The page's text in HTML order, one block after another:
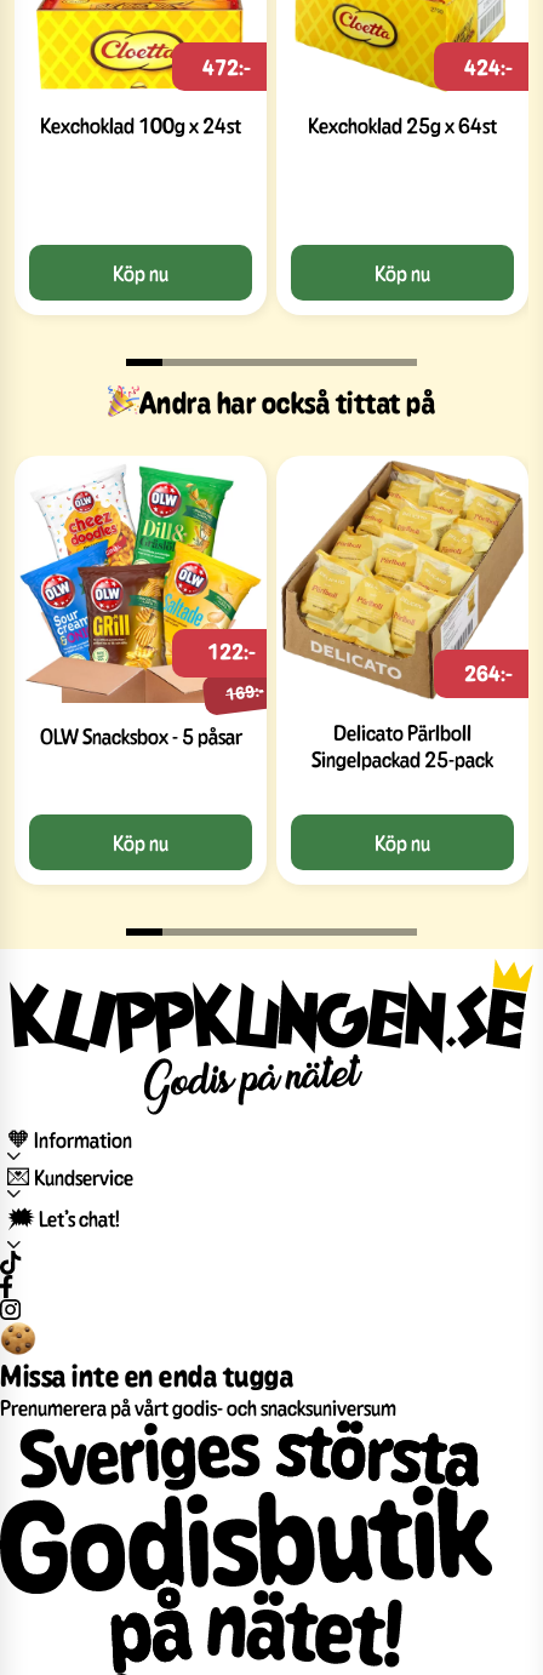
Kexchoklad 100g x 24st
472:-
Köp nu
Kexchoklad 25g x 64st
424:-
Köp nu
Andra har också tittat på
OLW Snacksbox - 5 påsar
169:-
122:-
Köp nu
Delicato Pärlboll
Singelpackad 25-pack
264:-
Köp nu
🧡 Information
💌 Kundservice
🗯️ Let’s chat!
Missa inte en enda tugga
Prenumerera på vårt godis- och snacksuniversum